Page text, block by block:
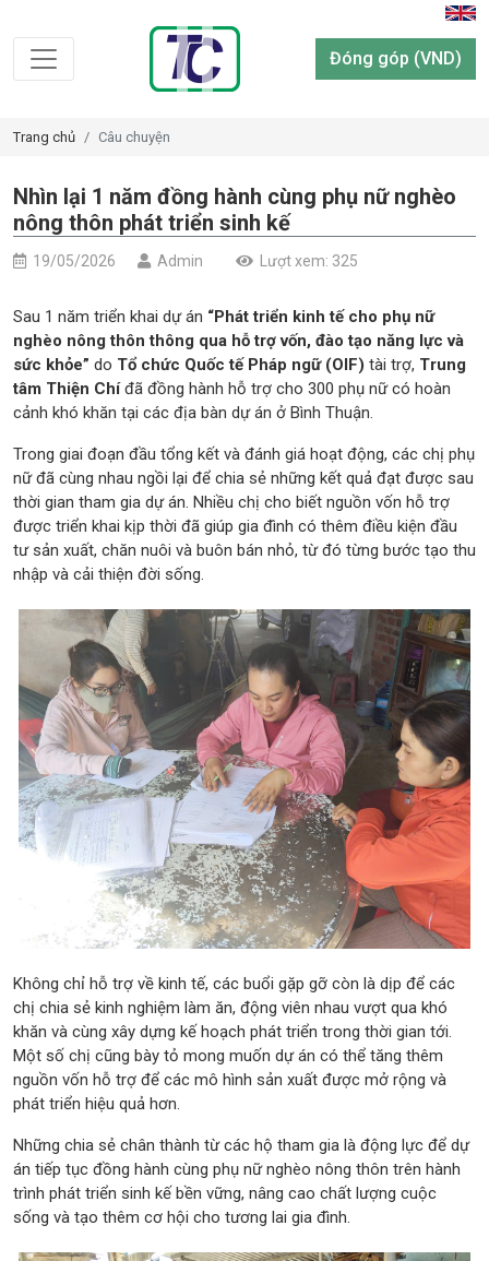
Đóng góp (VND)
Trang chủ Câu chuyện
Nhìn lại 1 năm đồng hành cùng phụ nữ nghèo
nông thôn phát triển sinh kế
19/05/2026 Admin Lượt xem: 325
Sau 1 năm triển khai dự án “Phát triển kinh tế cho phụ nữ
nghèo nông thôn thông qua hỗ trợ vốn, đào tạo năng lực và
sức khỏe” do Tổ chức Quốc tế Pháp ngữ (OIF) tài trợ, Trung
tâm Thiện Chíđã đồng hành hỗ trợ cho 300 phụ nữ có hoàn
cảnh khó khăn tại các địa bàn dự án ở Bình Thuận.
Trong giai đoạn đầu tổng kết và đánh giá hoạt động, các chị phụ
nữ đã cùng nhau ngồi lại để chia sẻ những kết quả đạt được sau
thời gian tham gia dự án. Nhiều chị cho biết nguồn vốn hỗ trợ
được triển khai kịp thời đã giúp gia đình có thêm điều kiện đầu
tư sản xuất, chăn nuôi và buôn bán nhỏ, từ đó từng bước tạo thu
nhập và cải thiện đời sống.
Không chỉ hỗ trợ về kinh tế, các buổi gặp gỡ còn là dịp để các
chị chia sẻ kinh nghiệm làm ăn, động viên nhau vượt qua khó
khăn và cùng xây dựng kế hoạch phát triển trong thời gian tới.
Một số chị cũng bày tỏ mong muốn dự án có thể tăng thêm
nguồn vốn hỗ trợ để các mô hình sản xuất được mở rộng và
phát triển hiệu quả hơn.
Những chia sẻ chân thành từ các hộ tham gia là động lực để dự
án tiếp tục đồng hành cùng phụ nữ nghèo nông thôn trên hành
trình phát triển sinh kế bền vững, nâng cao chất lượng cuộc
sống và tạo thêm cơ hội cho tương lai gia đình.